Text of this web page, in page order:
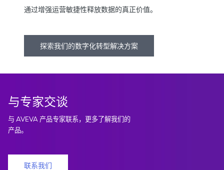
通过增强运营敏捷性释放数据的真正价值。
探索我们的数字化转型解决方案
与专家交谈
与 AVEVA 产品专家联系，更多了解我们的
产品。
联系我们